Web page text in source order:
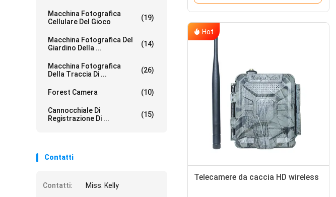
Macchina Fotografica
Cellulare Del Gioco
(19)
Macchina Fotografica Del
Giardino Della ...
(14)
Macchina Fotografica
Della Traccia Di ...
(26)
Forest Camera (10)
Cannocchiale Di
Registrazione Di ...
(15)
Contatti
Contatti:
Miss. Kelly
Hot
Telecamere da caccia HD wireless